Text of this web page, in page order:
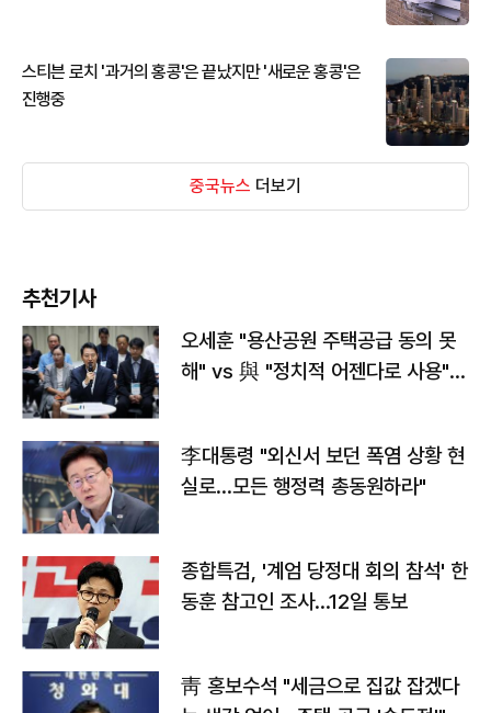
스티븐 로치 '과거의 홍콩'은 끝났지만 '새로운 홍콩'은
진행중
중국뉴스 더보기
추천기사
오세훈 "용산공원 주택공급 동의 못
해" vs 與 "정치적 어젠다로 사용"
李대통령 "외신서 보던 폭염 상황 현
실로…모든 행정력 총동원하라"
종합특검, '계엄 당정대 회의 참석' 한
동훈 참고인 조사...12일 통보
靑 홍보수석 "세금으로 집값 잡겠다